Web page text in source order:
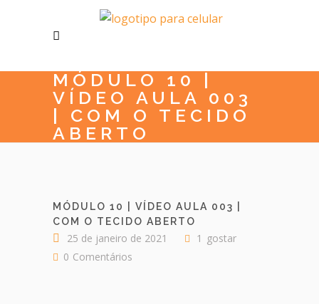
MÓDULO 10 |
VÍDEO AULA 003
| COM O TECIDO
ABERTO
MÓDULO 10 | VÍDEO AULA 003 |
COM O TECIDO ABERTO
25 de janeiro de 2021 1 gostar
0 Comentários